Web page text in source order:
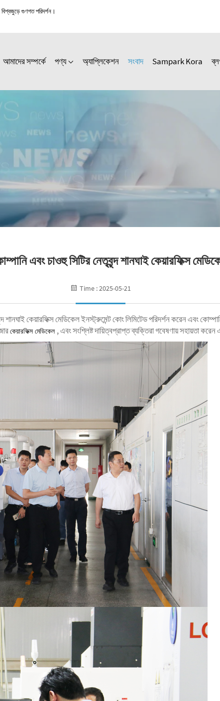
গুণগত পরিদর্শন।
আমাদের সম্পর্কে পণ্য অ্যাপ্লিকেশন সংবাদ Sampark Kora
এবং চাওহু সিটির নেতৃবৃন্দ শানঘাই কেয়ারফিক্স
Time : 2025-05-21
শানঘাই কেয়ারফিক্স মেডিকেল ইনস্ট্রুমেন্ট কোং লিমিটেড পরিদর্শন করেন এবং
কেয়ারফিক্স মেডিকেল , এবং সংশ্লিষ্ট দায়িত্বপ্রাপ্ত ব্যক্তিরা গবেষণায় সহায়তা